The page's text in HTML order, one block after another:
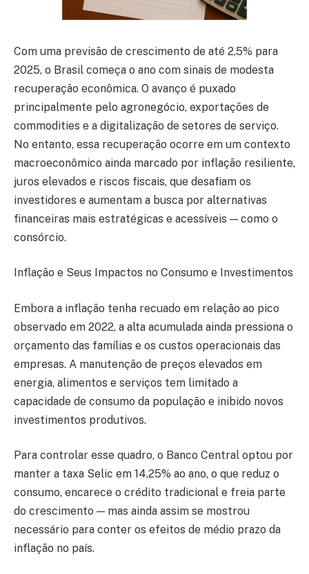
Com uma previsão de crescimento de até 2,5% para
2025, o Brasil começa o ano com sinais de modesta
recuperação econômica. O avanço é puxado
principalmente pelo agronegócio, exportações de
commodities e a digitalização de setores de serviço.
No entanto, essa recuperação ocorre em um contexto
macroeconômico ainda marcado por inflação resiliente,
juros elevados e riscos fiscais, que desafiam os
investidores e aumentam a busca por alternativas
financeiras mais estratégicas e acessíveis — como o
consórcio.
Inflação e Seus Impactos no Consumo e Investimentos
Embora a inflação tenha recuado em relação ao pico
observado em 2022, a alta acumulada ainda pressiona o
orçamento das famílias e os custos operacionais das
empresas. A manutenção de preços elevados em
energia, alimentos e serviços tem limitado a
capacidade de consumo da população e inibido novos
investimentos produtivos.
Para controlar esse quadro, o Banco Central optou por
manter a taxa Selic em 14,25% ao ano, o que reduz o
consumo, encarece o crédito tradicional e freia parte
do crescimento — mas ainda assim se mostrou
necessário para conter os efeitos de médio prazo da
inflação no país.